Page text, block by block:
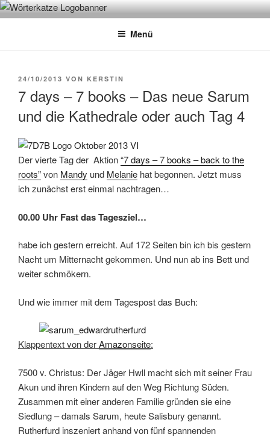
Zum
InhaltWÖRTERKATZE
Von Büchern erzählen
Menü
VERÖFFENTLICHT
24/10/2013 VON KERSTIN
7 days – 7 books – Das neue Sarum
und die Kathedrale oder auch Tag 4
Der vierte Tag der Aktion“7 days – 7 books – back to the
roots”von Mandy und Melanie hat begonnen. Jetzt muss
ich zunächst erst einmal nachtragen…
00.00 Uhr Fast das Tagesziel…
habe ich gestern erreicht. Auf 172 Seiten bin ich bis gestern
Nacht um Mitternacht gekommen. Und nun ab ins Bett und
weiter schmökern.
Und wie immer mit dem Tagespost das Buch:
Klappentext von derAmazonseite:
7500 v. Christus: Der Jäger Hwll macht sich mit seiner Frau
Akun und ihren Kindern auf den Weg Richtung Süden.
Zusammen mit einer anderen Familie gründen sie eine
Siedlung – damals Sarum, heute Salisbury genannt.
Rutherfurd inszeniert anhand von fünf spannenden